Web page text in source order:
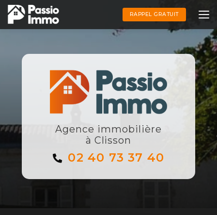
Aller
au
contenu
principal
RAPPEL GRATUIT
Agence immobilière
à Clisson
02 40 73 37 40